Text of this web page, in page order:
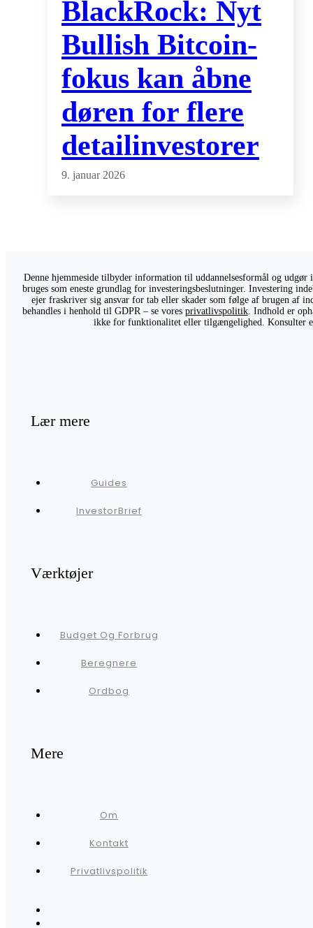
BlackRock: Nyt
Bullish Bitcoin-
fokus kan åbne
døren for flere
detailinvestorer
9. januar 2026
Denne hjemmeside tilbyder information til uddannelsesformål og
bruges som eneste grundlag for investeringsbeslutninger. Investering
ejer fraskriver sig ansvar for tab eller skader som følge af brugen af
behandles i henhold til GDPR – se vores privatlivspolitik. Indhold er
ikke for funktionalitet eller tilgængelighed. Konsulter
Lær mere
Guides
InvestorBrief
Værktøjer
Budget Og Forbrug
Beregnere
Ordbog
Mere
Om
Kontakt
Privatlivspolitik